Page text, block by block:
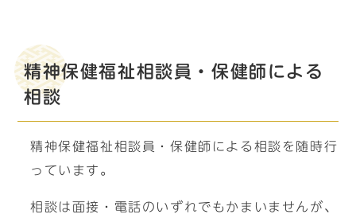
精神保健福祉相談員・保健師による
相談
精神保健福祉相談員・保健師による相談を随時行
っています。
相談は面接・電話のいずれでもかまいませんが、